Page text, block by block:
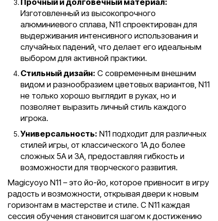
Изготовленный из высокопрочного
алюминиевого сплава, N11 спроектирован для
выдерживания интенсивного использования и
случайных падений, что делает его идеальным
выбором для активной практики.
Стильный дизайн: С современным внешним
видом и разнообразием цветовых вариантов, N11
не только хорошо выглядит в руках, но и
позволяет выразить личный стиль каждого
игрока.
Универсальность: N11 подходит для различных
стилей игры, от классического 1A до более
сложных 5A и 3A, предоставляя гибкость и
возможности для творческого развития.
Magicyoyo N11 – это йо-йо, которое привносит в игру
радость и возможности, открывая двери к новым
горизонтам в мастерстве и стиле. С N11 каждая
сессия обучения становится шагом к достижению